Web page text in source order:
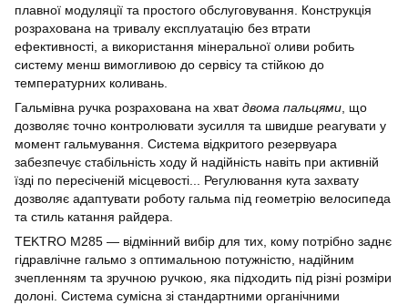
плавної модуляції та простого обслуговування. Конструкція
розрахована на тривалу експлуатацію без втрати
ефективності, а використання мінеральної оливи робить
систему менш вимогливою до сервісу та стійкою до
температурних коливань.
Гальмівна ручка розрахована на хватдвома пальцями , що
дозволяє точно контролювати зусилля та швидше реагувати у
момент гальмування. Система відкритого резервуара
забезпечує стабільність ходу й надійність навіть при активній
їзді по пересіченій місцевості... Регулювання кута захвату
дозволяє адаптувати роботу гальма під геометрію велосипеда
та стиль катання райдера.
TEKTRO M285 — відмінний вибір для тих, кому потрібно заднє
гідравлічне гальмо з оптимальною потужністю, надійним
зчепленням та зручною ручкою, яка підходить під різні розміри
долоні. Система сумісна зі стандартними органічними